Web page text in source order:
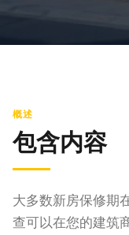
无人机检查
概述
包含内容
大多数新房保修期
查可以在您的建筑